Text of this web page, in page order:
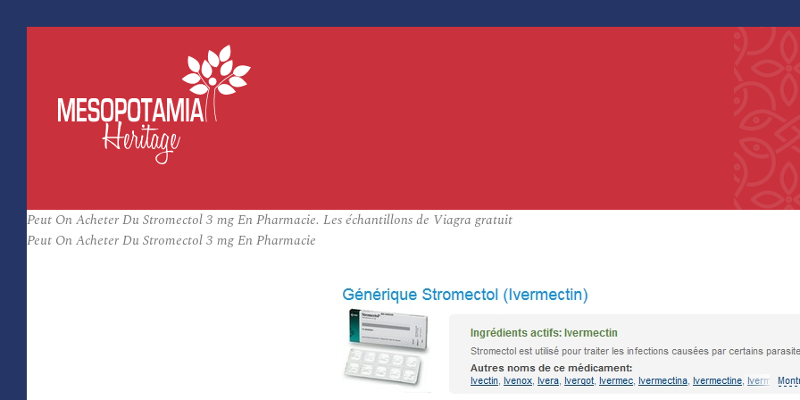
Peut On Acheter Du Stromectol 3 mg En Pharmacie. Les échantillons de Viagra gratuit
Peut On Acheter Du Stromectol 3 mg En Pharmacie